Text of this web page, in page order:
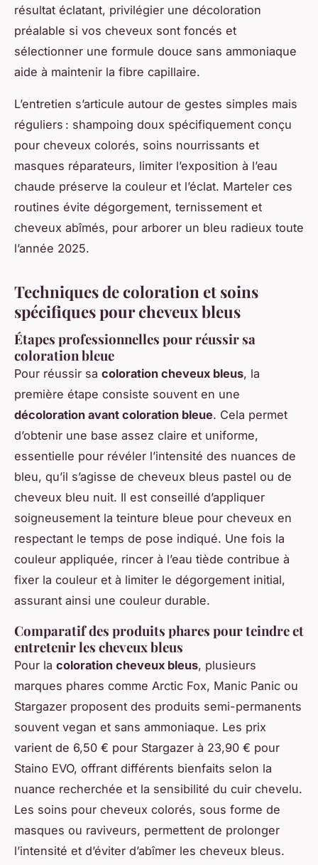
résultat éclatant, privilégier une décoloration
préalable si vos cheveux sont foncés et
sélectionner une formule douce sans ammoniaque
aide à maintenir la fibre capillaire.
L’entretien s’articule autour de gestes simples mais
réguliers : shampoing doux spécifiquement conçu
pour cheveux colorés, soins nourrissants et
masques réparateurs, limiter l’exposition à l’eau
chaude préserve la couleur et l’éclat. Marteler ces
routines évite dégorgement, ternissement et
cheveux abîmés, pour arborer un bleu radieux toute
l’année 2025.
Techniques de coloration et soins
spécifiques pour cheveux bleus
Étapes professionnelles pour réussir sa
coloration bleue
Pour réussir sa coloration cheveux bleus, la
première étape consiste souvent en une
décoloration avant coloration bleue. Cela permet
d’obtenir une base assez claire et uniforme,
essentielle pour révéler l’intensité des nuances de
bleu, qu’il s’agisse de cheveux bleus pastel ou de
cheveux bleu nuit. Il est conseillé d’appliquer
soigneusement la teinture bleue pour cheveux en
respectant le temps de pose indiqué. Une fois la
couleur appliquée, rincer à l’eau tiède contribue à
fixer la couleur et à limiter le dégorgement initial,
assurant ainsi une couleur durable.
Comparatif des produits phares pour teindre et
entretenir les cheveux bleus
Pour la coloration cheveux bleus, plusieurs
marques phares comme Arctic Fox, Manic Panic ou
Stargazer proposent des produits semi-permanents
souvent vegan et sans ammoniaque. Les prix
varient de 6,50 € pour Stargazer à 23,90 € pour
Staino EVO, offrant différents bienfaits selon la
nuance recherchée et la sensibilité du cuir chevelu.
Les soins pour cheveux colorés, sous forme de
masques ou raviveurs, permettent de prolonger
l’intensité et d’éviter d’abîmer les cheveux bleus.